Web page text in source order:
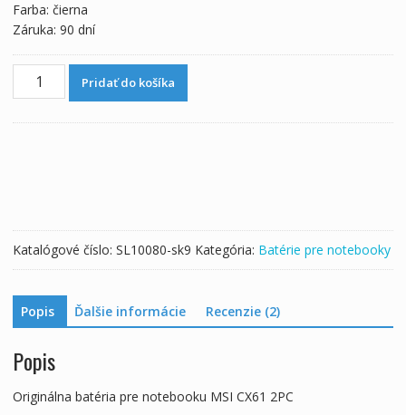
Farba: čierna
Záruka: 90 dní
množstvo
Pridať do košíka
Katalógové číslo: SL10080-sk9 Kategória: Batérie pre notebooky
Popis Ďalšie informácie Recenzie (2)
Popis
Originálna batéria pre notebooku MSI CX61 2PC